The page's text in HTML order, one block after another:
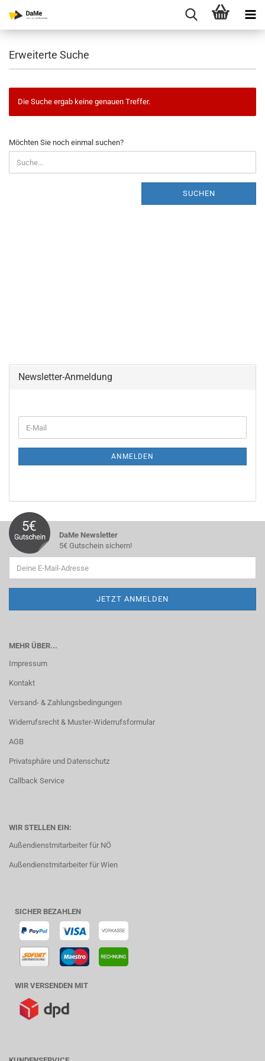
Erweiterte Suche
Die Suche ergab keine genauen Treffer.
MÖCHTEN
SIE
NOCH
EINMAL
Möchten Sie noch einmal suchen?
SUCHEN
Newsletter-Anmeldung
ZUR
E-
Mail
ANMELDEN
DaMe Newsletter
5€ Gutschein sichern!
MEHR ÜBER...
Impressum
Kontakt
Versand- & Zahlungsbedingungen
Widerrufsrecht & Muster-Widerrufsformular
AGB
Privatsphäre und Datenschutz
Callback Service
WIR STELLEN EIN:
Außendienstmitarbeiter für NÖ
Außendienstmitarbeiter für Wien
SICHER BEZAHLEN
WIR VERSENDEN MIT